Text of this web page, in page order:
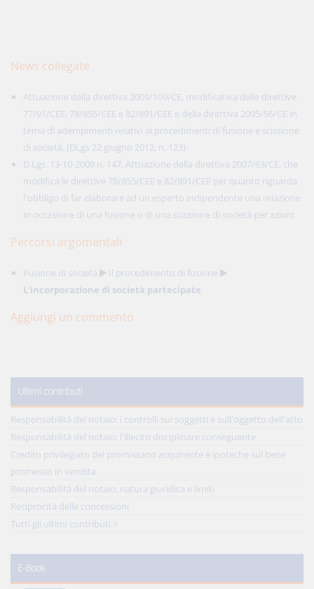
News collegate
Attuazione della direttiva 2009/109/CE, modificativa delle direttive
77/91/CEE, 78/855/CEE e 82/891/CEE e della direttiva 2005/56/CE in
tema di adempimenti relativi ai procedimenti di fusione e scissione
di società. (DLgs 22 giugno 2012, n. 123)
D.Lgs. 13-10-2009 n. 147, Attuazione della direttiva 2007/63/CE, che
modifica le direttive 78/855/CEE e 82/891/CEE per quanto riguarda
l'obbligo di far elaborare ad un esperto indipendente una relazione
in occasione di una fusione o di una scissione di società per azioni
Percorsi argomentali
Fusione di società
Il procedimento di fusione
L'incorporazione di società partecipate
Aggiungi un commento
Ultimi contributi
Responsabilità del notaio: i controlli sui soggetti e sull'oggetto dell'atto
Responsabilità del notaio: l'illecito disciplinare conseguente
Credito privilegiato del promissario acquirente e ipoteche sul bene
promesso in vendita
Responsabilità del notaio: natura giuridica e limiti
Reciprocità delle concessioni
Tutti gli ultimi contributi >
E-Book